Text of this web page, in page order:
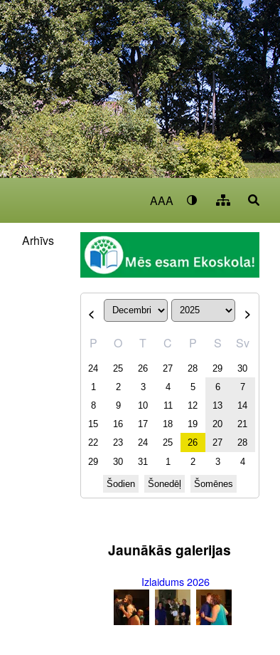
AAA
Arhīvs
<
>
P
O T C P S Sv
24 25 26 27 28 29
30
1
2 3 4 5 6
7
8
9 10 11 12 13
14
15
16 17 18 19 20
21
22
23 24 25 26 27
28
29
30 31 1 2 3 4
Šodien Šonedēļ Šomēnes
Jaunākās galerijas
Izlaidums 2026